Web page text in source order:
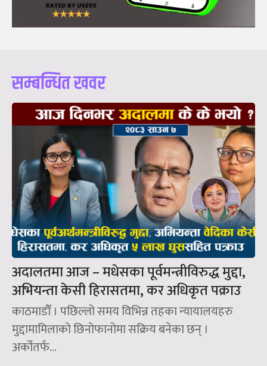
सम्बन्धित खवर
अदालतमा आज – मधेसका पूर्वमन्त्रीविरुद्ध मुद्दा,
अभियन्ता केसी हिरासतमा, कर अधिकृत पक्राउ
काठमाडौँ । पछिल्लो समय विभिन्न तहका न्यायालयहरु
मुद्दामामिलाको छिनोफानोमा सक्रिय बनेका छन् ।
अर्कोतर्फ...